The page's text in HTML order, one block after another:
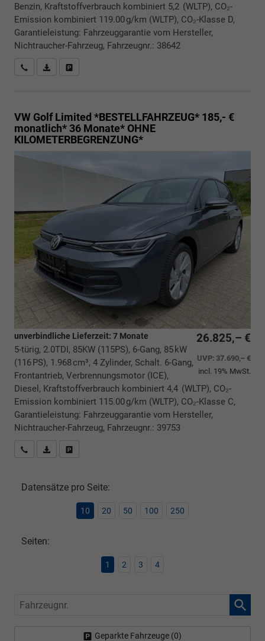
Benzin, Kraftstoffverbrauch kombiniert 5,2 (WLTP), CO₂-
Emission kombiniert 119.00 g/km (WLTP), CO₂-Klasse D,
Garantieleistung: Fahrzeuggarantie vom Hersteller,
Nichtraucher-Fahrzeug, Fahrzeugnr.: 38642
Rückrufbitte absenden
PDF-Datei, Fahrzeugexposé drucken
VW Golf Limited *BESTELLFAHRZEUG* 185,- €
monatlich* 36 Monate* OHNE
KILOMETERBEGRENZUNG*
26.825,– €
UVP: 37.690,– €
incl. 19% MwSt.
unverbindliche Lieferzeit: 7 Monate
5-türig, 2.0TDI, 85KW (115PS), 6-Gang, 85 kW
(116 PS), 1.968 cm³, 4 Zylinder, Schalt. 6-Gang,
Frontantrieb, Verbrennungsmotor (ICE),
Diesel, Kraftstoffverbrauch kombiniert 4,4 (WLTP), CO₂-
Emission kombiniert 115.00 g/km (WLTP), CO₂-Klasse C,
Garantieleistung: Fahrzeuggarantie vom Hersteller,
Nichtraucher-Fahrzeug, Fahrzeugnr.: 39753
Rückrufbitte absenden
PDF-Datei, Fahrzeugexposé drucken
Datensätze pro Seite:
10 20 50 100 250
Seiten:
1 2 3 4
Fahrzeugnr.
Geparkte Fahrzeuge (0)